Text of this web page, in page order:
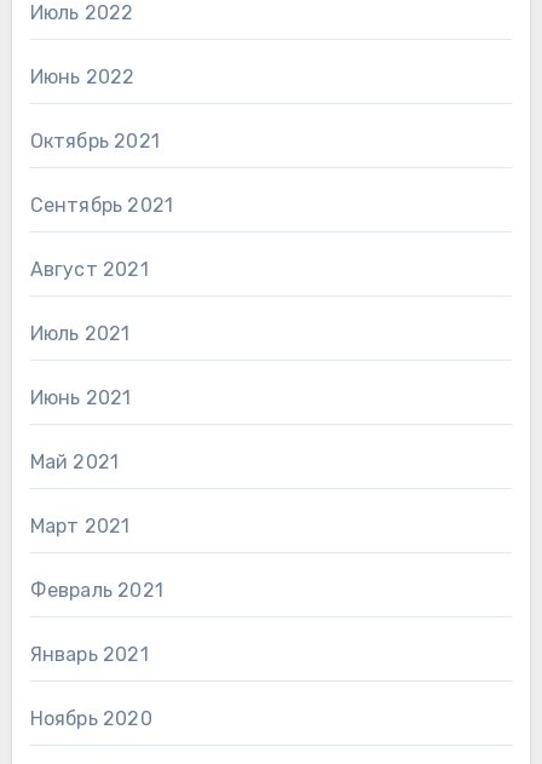
Июль 2022
Июнь 2022
Октябрь 2021
Сентябрь 2021
Август 2021
Июль 2021
Июнь 2021
Май 2021
Март 2021
Февраль 2021
Январь 2021
Ноябрь 2020